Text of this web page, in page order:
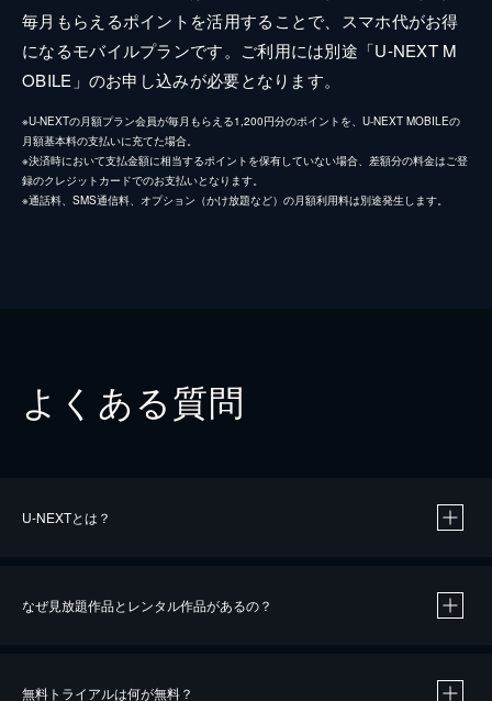
毎月もらえるポイントを活用することで、スマホ代がお得
になるモバイルプランです。ご利用には別途「U-NEXT M
OBILE」のお申し込みが必要となります。
※U-NEXTの月額プラン会員が毎月もらえる1,200円分のポイントを、U-NEXT MOBILEの
月額基本料の支払いに充てた場合。
※決済時において支払金額に相当するポイントを保有していない場合、差額分の料金はご登
録のクレジットカードでのお支払いとなります。
※通話料、SMS通信料、オプション（かけ放題など）の月額利用料は別途発生します。
よくある質問
U-NEXTとは？
なぜ見放題作品とレンタル作品があるの？
無料トライアルは何が無料？